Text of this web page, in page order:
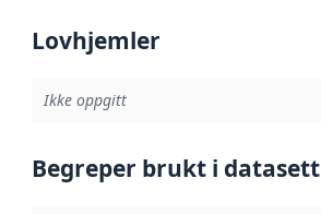
Lovhjemler
Ikke oppgitt
Begreper brukt i datasett